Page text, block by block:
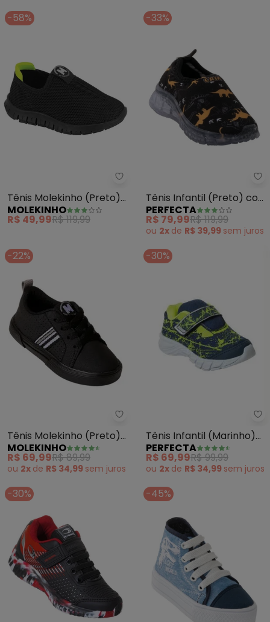
-58%
Molekinho - Tênis Molekinho
Tênis Molekinho (Preto)
Estilo Slip On
MOLEKINHO
R$ 49,99R$ 119,99
-33%
Tênis Infantil (Preto) com
Luzinha
PERFECTA
R$ 79,99R$ 119,99
ou 2x de R$ 39,99 sem juros
-22%
Molekinho - Tênis Molekinho
Tênis Molekinho (Preto)
em Sintético
MOLEKINHO
R$ 69,99R$ 89,99
ou 2x de R$ 34,99 sem juros
-30%
Tênis Infantil (Marinho)
em Tecido
PERFECTA
R$ 69,99R$ 99,99
ou 2x de R$ 34,99 sem juros
-30% -45%